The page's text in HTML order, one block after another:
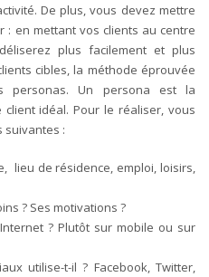
De plus, vous devez mettre
: en mettant vos clients au centre
plus facilement et plus
cibles, la méthode éprouvée
personas. Un persona est la
client idéal.Pour le réaliser, vous
suivantes :
lieu de résidence, emploi, loisirs,
? Ses motivations ?
? Plutôt sur mobile ou sur
utilise-t-il ? Facebook, Twitter,